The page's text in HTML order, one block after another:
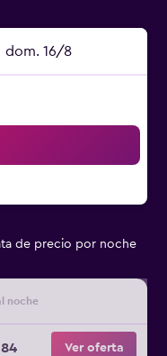
dom. 16/8
de precio por noche
noche
Ver oferta